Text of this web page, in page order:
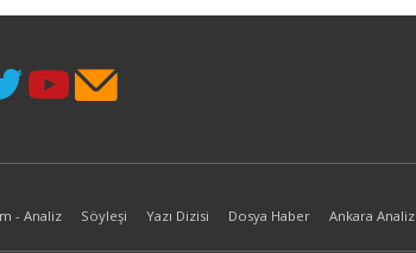
- Analiz Söyleşi Yazı Dizisi Dosya Haber Ankara Analiz